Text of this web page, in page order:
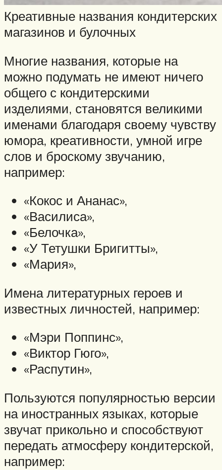
Креативные названия кондитерских
магазинов и булочных
Многие названия, которые на
можно подумать не имеют ничего
общего с кондитерскими
изделиями, становятся великими
именами благодаря своему чувству
юмора, креативности, умной игре
слов и броскому звучанию,
например:
«Кокос и Ананас»,
«Василиса»,
«Белочка»,
«У Тетушки Бригитты»,
«Мария»,
Имена литературных героев и
известных личностей, например:
«Мэри Поппинс»,
«Виктор Гюго»,
«Распутин»,
Пользуются популярностью версии
на иностранных языках, которые
звучат прикольно и способствуют
передать атмосферу кондитерской,
например: